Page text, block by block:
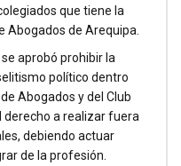
que tiene la
Abogados de Arequipa.
aprobó prohibir la
político dentro
Abogados y del Club
derecho a realizar fuera
debiendo actuar
de la profesión.